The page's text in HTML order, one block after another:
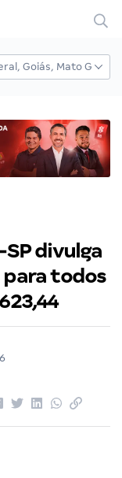
divulga
para todos